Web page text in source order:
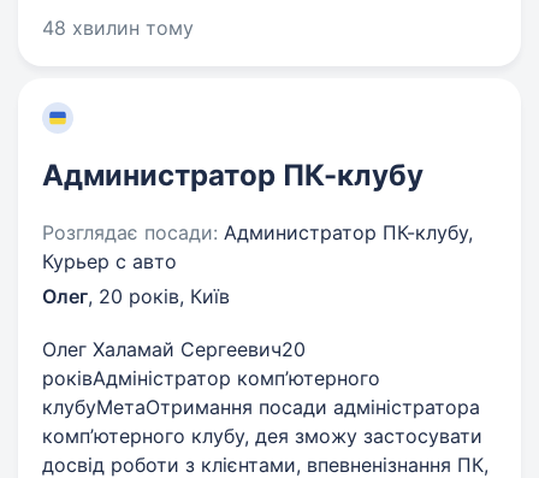
48 хвилин тому
Администратор ПК-клубу
Розглядає посади: Администратор ПК-клубу,
Курьер с авто
Олег, 20 років, Київ
Олег Халамай Сергеевич20
роківАдміністратор комп’ютерного
клубуМетаОтримання посади адміністратора
комп’ютерного клубу, дея зможу застосувати
досвід роботи з клієнтами, впевненізнання ПК,